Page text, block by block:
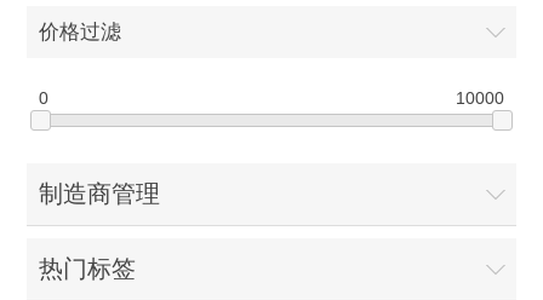
OCT光源 扫频激光器
OCT 平衡探测器
OCT数据采集卡
TOPCON电池片研发解决方案
少子寿命测试仪
电阻率测试仪
半导体装备
等离子刻蚀设备
晶锭检测质量控制
价格过滤
0 10000
制造商管理
热门标签